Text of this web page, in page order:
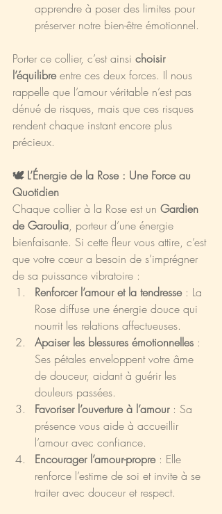
apprendre à poser des limites pour
préserver notre bien-être émotionnel.
Porter ce collier, c’est ainsi choisir
l’équilibre entre ces deux forces. Il nous
rappelle que l’amour véritable n’est pas
dénué de risques, mais que ces risques
rendent chaque instant encore plus
précieux.
🕊️ L’Énergie de la Rose : Une Force au
Quotidien
Chaque collier à la Rose est un Gardien
de Garoulia, porteur d’une énergie
bienfaisante. Si cette fleur vous attire, c’est
que votre cœur a besoin de s’imprégner
de sa puissance vibratoire :
Renforcer l’amour et la tendresse : La
Rose diffuse une énergie douce qui
nourrit les relations affectueuses.
Apaiser les blessures émotionnelles :
Ses pétales enveloppent votre âme
de douceur, aidant à guérir les
douleurs passées.
Favoriser l’ouverture à l’amour : Sa
présence vous aide à accueillir
l’amour avec confiance.
Encourager l’amour-propre : Elle
renforce l’estime de soi et invite à se
traiter avec douceur et respect.